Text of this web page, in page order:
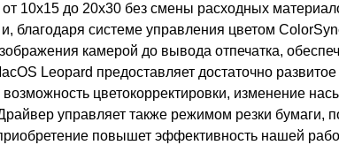
10х15 до 20х30 без смены расходных
благодаря системе управления цветом
камерой до вывода отпечатка,
Leopard предоставляет достаточно
цветокорректировки, изменение
управляет также режимом резки бумаги,
повышет эффективность нашей